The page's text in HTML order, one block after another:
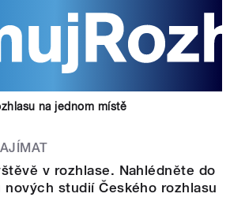
na jednom místě
v rozhlase. Nahlédněte do
nových studií Českého rozhlasu